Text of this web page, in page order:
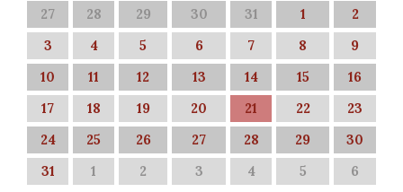
27 28 29 30 31 1
2
3
4 5 6 7 8
9
10
11 12 13 14 15
16
17
18 19 20 21 22
23
24
25 26 27 28 29
30
31
1 2 3 4 5 6